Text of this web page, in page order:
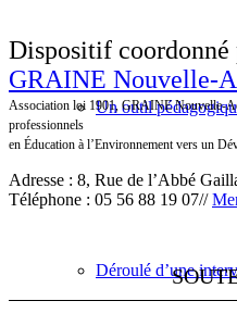
Un outil
Déroulé d’une
Dispositif coordonné
GRAINE Nouvelle-
Association loi 1901, GRAINE Nouvelle-
professionnels
en Éducation à l’Environnement vers un
Adresse : 8, Rue de l’Abbé
Téléphone : 05 56 88 19 07//